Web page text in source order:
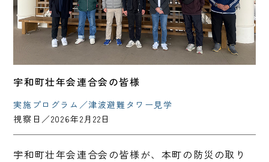
宇和町壮年会連合会の皆様
実施プログラム／津波避難タワー見学
視察日／2026年2月22日
宇和町壮年会連合会の皆様が、本町の防災の取り